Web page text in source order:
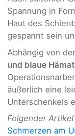
Spannung in
Haut des
gespannt sein
Abhängig von
und blaue
äußerlich eine
Unterschenkels
Folgender
Schmerzen am